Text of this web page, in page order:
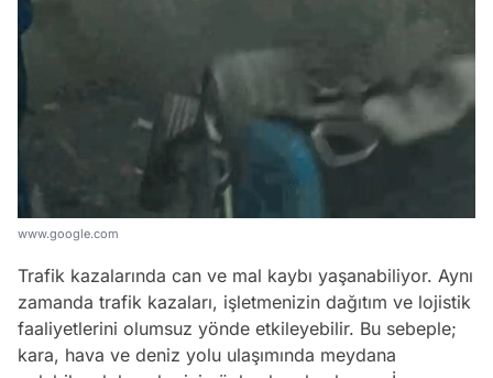
www.google.com
Trafik kazalarında can ve mal kaybı yaşanabiliyor. Aynı
zamanda trafik kazaları, işletmenizin dağıtım ve lojistik
faaliyetlerini olumsuz yönde etkileyebilir. Bu sebeple;
kara, hava ve deniz yolu ulaşımında meydana